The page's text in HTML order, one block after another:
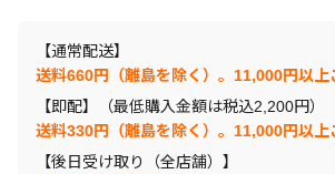
【通常配送】
送料660円（離島を除く）。11,000円以上
【即配】（最低購入金額は税込2,200円）
送料330円（離島を除く）。11,000円以上
【後日受け取り（全店舗）】